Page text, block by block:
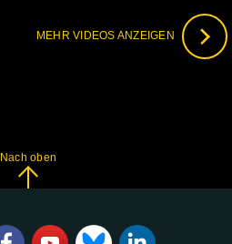
MEHR VIDEOS ANZEIGEN
Nach oben